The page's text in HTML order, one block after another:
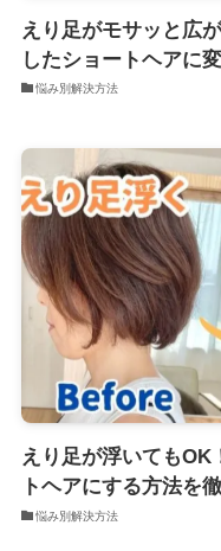
えり足がモサッと広
したショートヘアに
悩み別解決方法
えり足が浮いてもOK
トヘアにする方法を
悩み別解決方法